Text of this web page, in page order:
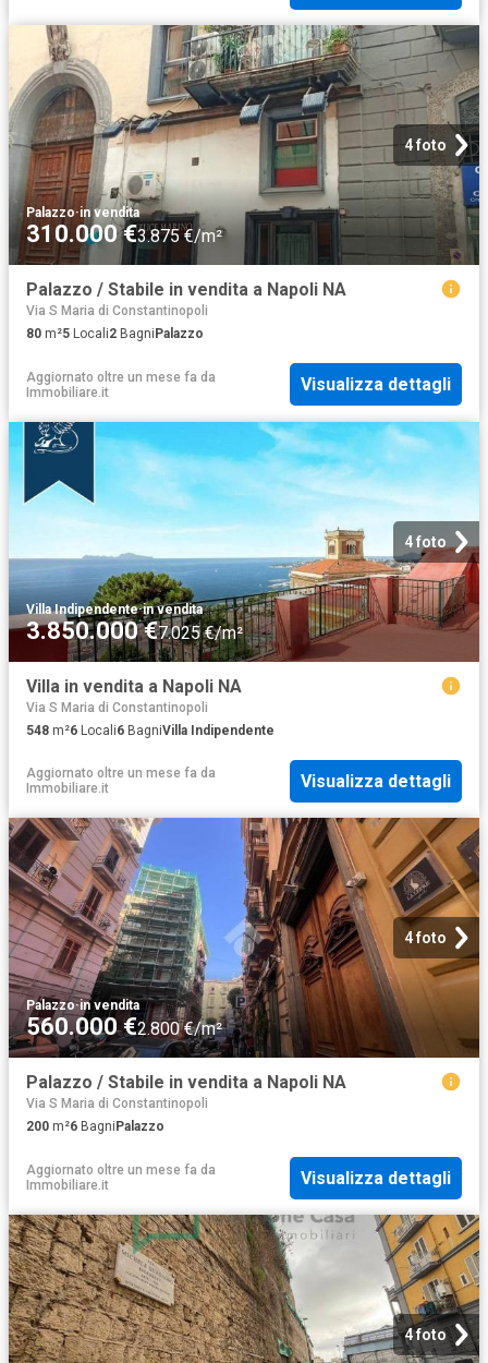
4 foto
Palazzo·in vendita
310.000 €3.875 €/m²
Palazzo / Stabile in vendita a Napoli NA
Via S Maria di Constantinopoli
80 m²5 Locali2 Bagni Palazzo
Aggiornato oltre un mese fa da
Immobiliare.it
Visualizza dettagli
4 foto
Villa Indipendente·in vendita
3.850.000 €7.025 €/m²
Villa in vendita a Napoli NA
Via S Maria di Constantinopoli
548 m²6 Locali6 BagniVilla Indipendente
Aggiornato oltre un mese fa da
Immobiliare.it
Visualizza dettagli
4 foto
Palazzo·in vendita
560.000 €2.800 €/m²
Palazzo / Stabile in vendita a Napoli NA
Via S Maria di Constantinopoli
200 m²6 Bagni Palazzo
Aggiornato oltre un mese fa da
Immobiliare.it
Visualizza dettagli
4 foto